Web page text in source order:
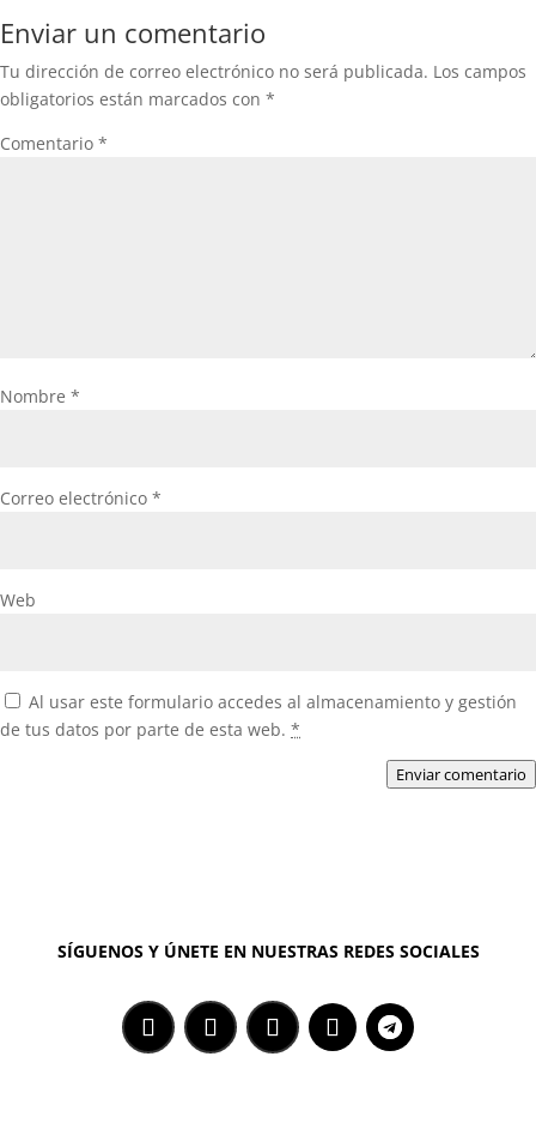
Enviar un comentario
Tu dirección de correo electrónico no será publicada. Los campos
obligatorios están marcados con *
Comentario *
Nombre *
Correo electrónico *
Web
Al usar este formulario accedes al almacenamiento y gestión
de tus datos por parte de esta web. *
Enviar comentario
SÍGUENOS Y ÚNETE EN NUESTRAS REDES SOCIALES